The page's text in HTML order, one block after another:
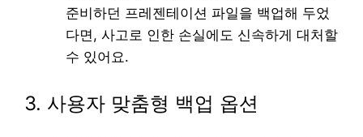
준비하던 프레젠테이션 파일을 백업해 두었
다면, 사고로 인한 손실에도 신속하게 대처할
수 있어요.
3. 사용자 맞춤형 백업 옵션